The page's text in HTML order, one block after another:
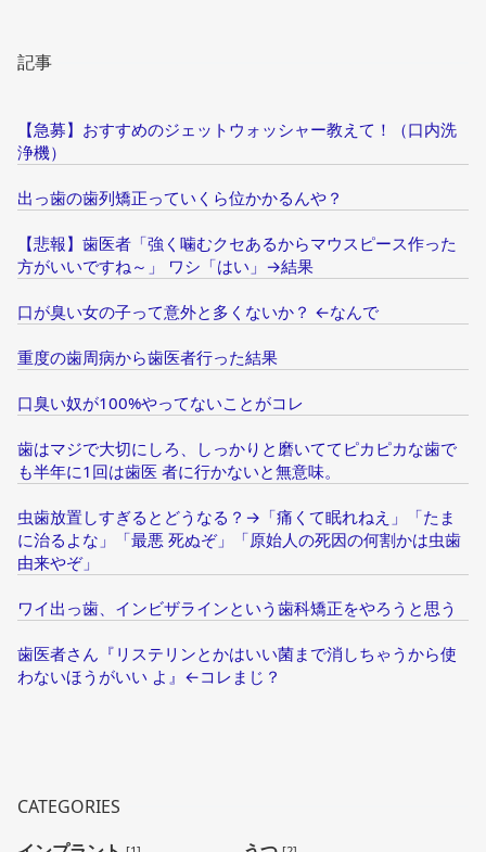
記事
【急募】おすすめのジェットウォッシャー教えて！（口内洗
浄機）
出っ歯の歯列矯正っていくら位かかるんや？
【悲報】歯医者「強く噛むクセあるからマウスピース作った
方がいいですね～」 ワシ「はい」→結果
口が臭い女の子って意外と多くないか？ ←なんで
重度の歯周病から歯医者行った結果
口臭い奴が100%やってないことがコレ
歯はマジで大切にしろ、しっかりと磨いててピカピカな歯で
も半年に1回は歯医 者に行かないと無意味。
虫歯放置しすぎるとどうなる？→「痛くて眠れねえ」「たま
に治るよな」「最悪 死ぬぞ」「原始人の死因の何割かは虫歯
由来やぞ」
ワイ出っ歯、インビザラインという歯科矯正をやろうと思う
歯医者さん『リステリンとかはいい菌まで消しちゃうから使
わないほうがいい よ』←コレまじ？
CATEGORIES